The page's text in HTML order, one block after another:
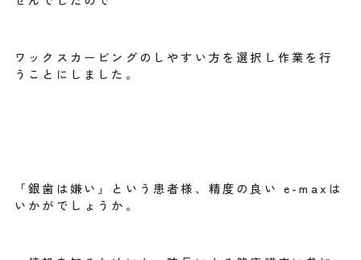
ワックスカービングのしやすい方を選択し作業を行
うことにしました。
「銀歯は嫌い」という患者様、精度の良い e-maxは
いかがでしょうか。